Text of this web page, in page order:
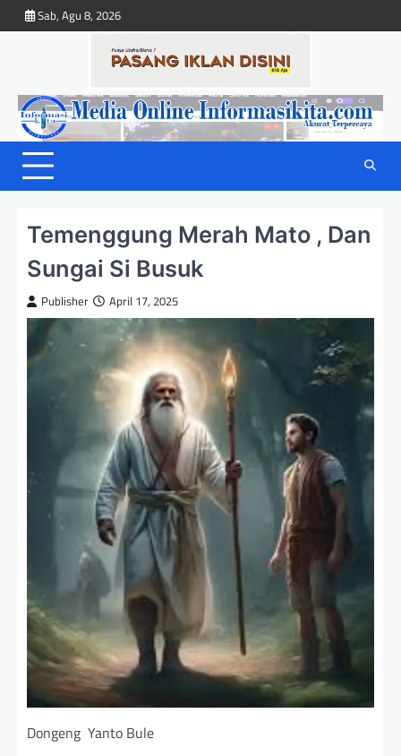
to
Sab, Agu 8, 2026
Temenggung Merah Mato , Dan
Sungai Si Busuk
Publisher April 17, 2025
Dongeng Yanto Bule